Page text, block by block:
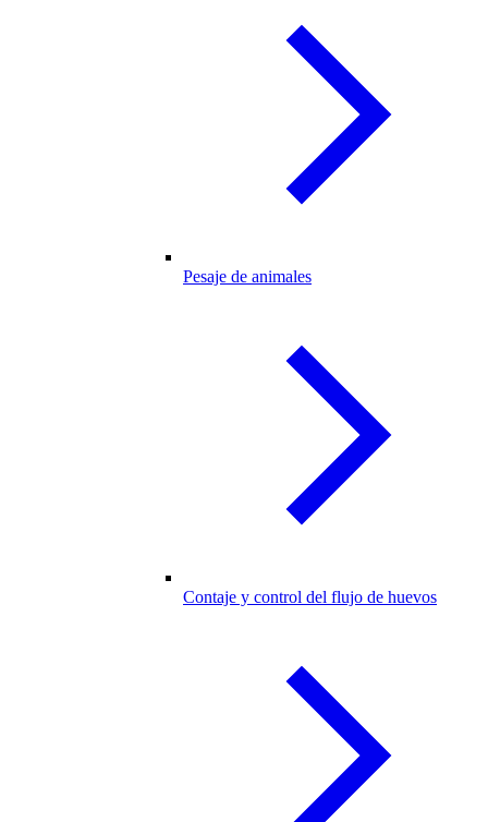
Pesaje de animales
Contaje y control del flujo de huevos